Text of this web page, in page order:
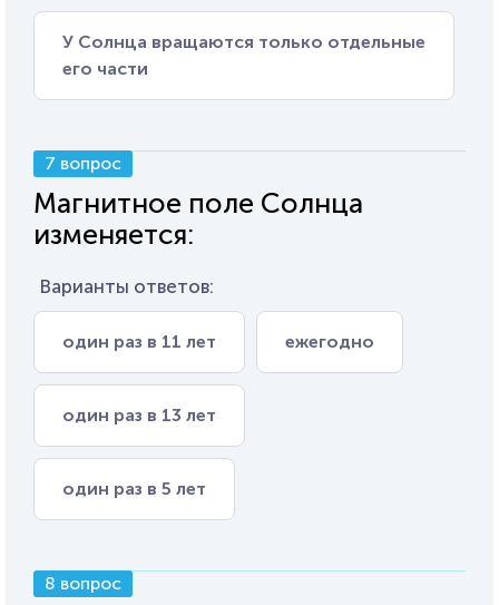
У Солнца вращаются только отдельные
его части
7 вопрос
Магнитное поле Солнца
изменяется:
Варианты ответов:
один раз в 11 лет ежегодно
один раз в 13 лет
один раз в 5 лет
8 вопрос